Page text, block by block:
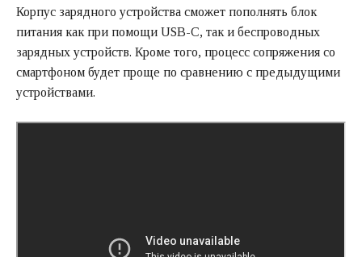
Корпус зарядного устройства сможет пополнять блок
питания как при помощи USB-C, так и беспроводных
зарядных устройств. Кроме того, процесс сопряжения со
смартфоном будет проще по сравнению с предыдущими
устройствами.